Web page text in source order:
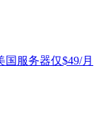
国服务器仅$49/月